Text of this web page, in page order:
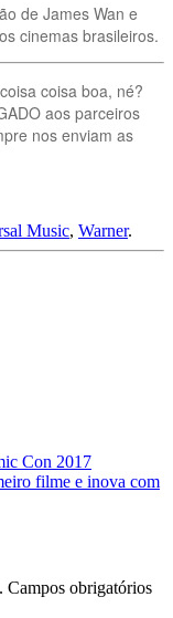
de James Wan e
cinemas brasileiros.
coisa boa, né?
aos parceiros
nos enviam as
Music, Warner.
Con 2017
filme e inova com
Campos obrigatórios